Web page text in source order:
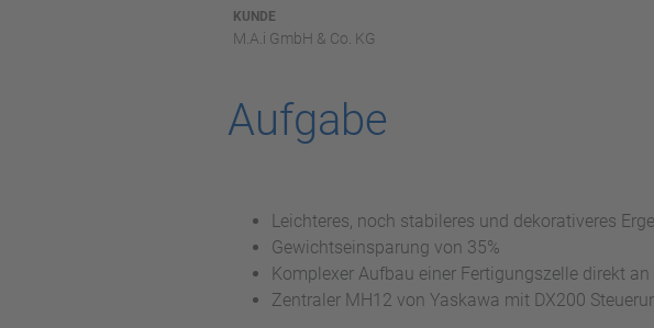
KUNDE
M.A.i GmbH & Co. KG
Aufgabe
Leichteres, noch stabileres und dekorativeres
Gewichtseinsparung von 35%
Komplexer Aufbau einer Fertigungszelle direkt
Zentraler MH12 von Yaskawa mit DX200